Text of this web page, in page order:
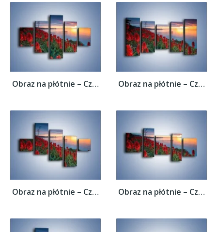
Obraz na płótnie – Czerwone głowy kwiatów... Obraz na płótnie – Czerwone głowy kwiatów...
Obraz na płótnie – Czerwone głowy kwiatów... Obraz na płótnie – Czerwone głowy kwiatów...